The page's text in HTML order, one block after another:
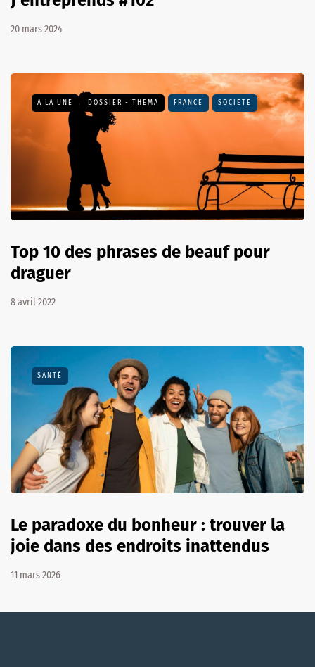
20 mars 2024
A LA UNE DOSSIER - THEMA FRANCE SOCIÉTÉ
Top 10 des phrases de beauf pour
draguer
8 avril 2022
SANTÉ
Le paradoxe du bonheur : trouver la
joie dans des endroits inattendus
11 mars 2026